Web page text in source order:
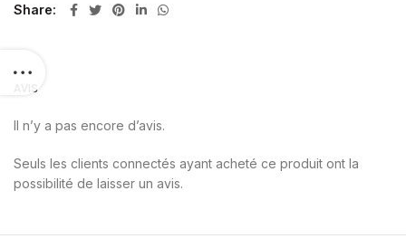
Share
AVIS
Il n’y a pas encore d’avis.
Seuls les clients connectés ayant acheté ce produit ont la
possibilité de laisser un avis.